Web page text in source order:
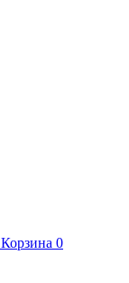
Корзина 0